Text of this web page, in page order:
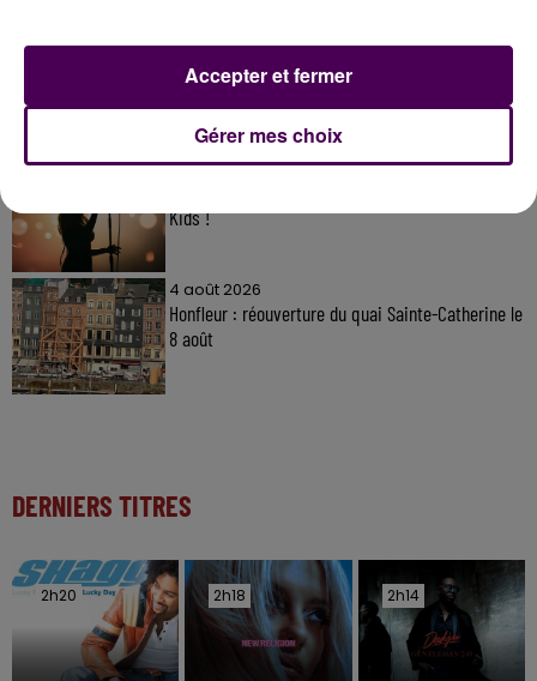
31 juillet 2026
Gagnez vos entrées à Terra Botanica !
11 juillet 2026
Kids !
4 août 2026
Honfleur : réouverture du quai Sainte-Catherine le
8 août
DERNIERS TITRES
2h20
2h20 2h18
2h18 2h14
2h14
Gérer mes choix
Accepter et fermer